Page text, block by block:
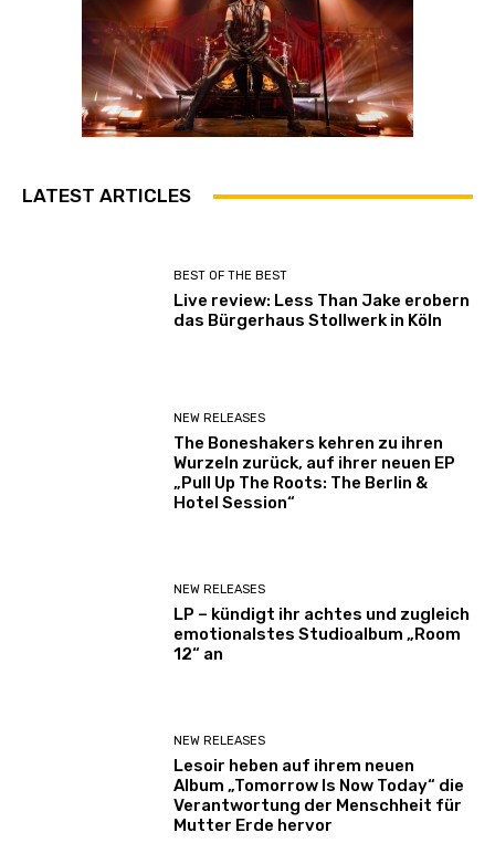
LATEST ARTICLES
BEST OF THE BEST
Live review: Less Than Jake erobern
das Bürgerhaus Stollwerk in Köln
NEW RELEASES
The Boneshakers kehren zu ihren
Wurzeln zurück, auf ihrer neuen EP
„Pull Up The Roots: The Berlin &
Hotel Session“
NEW RELEASES
LP – kündigt ihr achtes und zugleich
emotionalstes Studioalbum „Room
12“ an
NEW RELEASES
Lesoir heben auf ihrem neuen
Album „Tomorrow Is Now Today“ die
Verantwortung der Menschheit für
Mutter Erde hervor